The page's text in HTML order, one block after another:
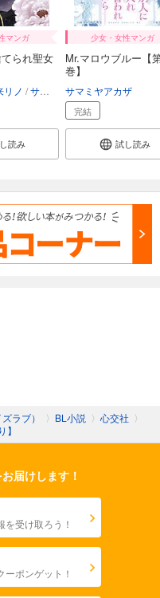
マンガ
られ聖女
リノ サマミヤアカザ
読み
少女・女性マンガ
Mr.マロウブルー【
巻】
サマミヤアカザ
完結
試し読み
ラブ） 〉 BL小説 〉 心交社 〉
届けします！
受け取ろう！
ポンゲット！